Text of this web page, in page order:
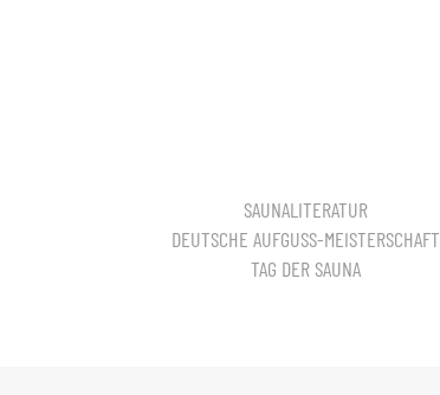
SAUNALITERATUR
DEUTSCHE AUFGUSS-MEISTERSCHAFT
TAG DER SAUNA